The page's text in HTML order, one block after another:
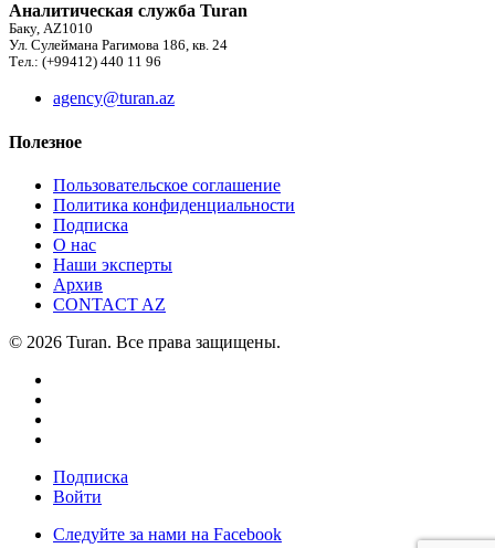
Аналитическая служба Turan
Баку, AZ1010
Ул. Сулеймана Рагимова 186, кв. 24
Тел.: (+99412) 440 11 96
agency@turan.az
Полезное
Пользовательское соглашение
Политика конфиденциальности
Подписка
О нас
Наши эксперты
Архив
CONTACT AZ
© 2026 Turan. Все права защищены.
Подписка
Войти
Следуйте за нами на Facebook